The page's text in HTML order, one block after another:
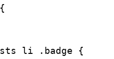
li .badge {